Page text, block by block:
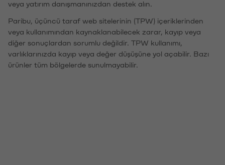
veya yatırım danışmanınızdan destek alın.
Paribu, üçüncü taraf web sitelerinin (TPW) içeriklerinden
veya kullanımından kaynaklanabilecek zarar, kayıp veya
diğer sonuçlardan sorumlu değildir. TPW kullanımı,
varlıklarınızda kayıp veya değer düşüşüne yol açabilir. Bazı
ürünler tüm bölgelerde sunulmayabilir.